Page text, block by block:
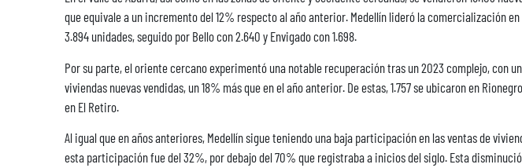
que equivale a un incremento del 12% respecto al año anterior. Medellín lideró la comercialización
3.894 unidades, seguido por Bello con 2.640 y Envigado con 1.698.
Por su parte, el oriente cercano experimentó una notable recuperación tras un 2023 complejo, con
viviendas nuevas vendidas, un 18% más que en el año anterior. De estas, 1.757 se ubicaron en
en El Retiro.
Al igual que en años anteriores, Medellín sigue teniendo una baja participación en las ventas de
esta participación fue del 32%, por debajo del 70% que registraba a inicios del siglo. Esta